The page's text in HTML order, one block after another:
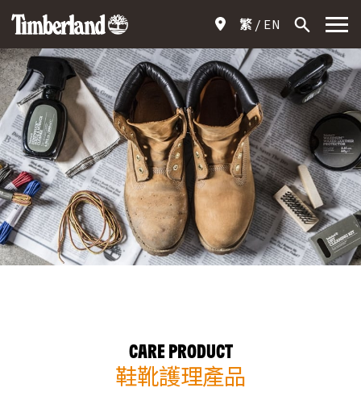
繁 EN
CARE PRODUCT
鞋靴護理產品